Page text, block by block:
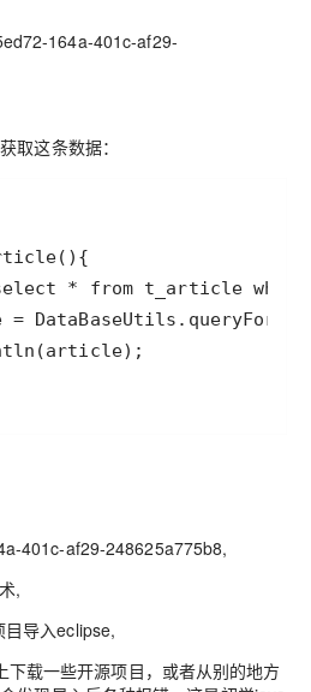
164a-401c-af29-
取这条数据：
401c-af29-248625a775b8,
,
导入eclipse,
载一些开源项目，或者从别的地方